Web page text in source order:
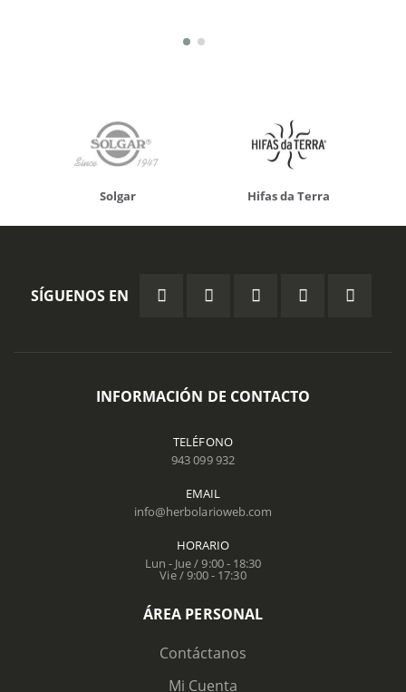
Solgar Hifas da Terra
SÍGUENOS EN
INFORMACIÓN DE CONTACTO
TELÉFONO
943 099 932
EMAIL
info@herbolarioweb.com
HORARIO
Lun - Jue / 9:00 - 18:30
Vie / 9:00 - 17:30
ÁREA PERSONAL
Contáctanos
Mi Cuenta